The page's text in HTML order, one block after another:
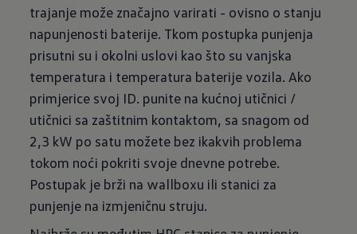
trajanje može značajno varirati - ovisno o stanju
napunjenosti baterije. Tkom postupka punjenja
prisutni su i okolni uslovi kao što su vanjska
temperatura i temperatura baterije vozila. Ako
primjerice svoj ID. punite na kućnoj utičnici /
utičnici sa zaštitnim kontaktom, sa snagom od
2,3 kW po satu možete bez ikakvih problema
tokom noći pokriti svoje dnevne potrebe.
Postupak je brži na wallboxu ili stanici za
punjenje na izmjeničnu struju.